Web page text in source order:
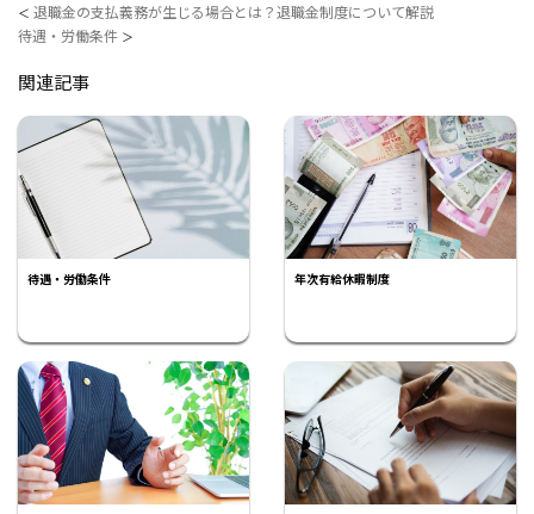
＜ 退職金の支払義務が生じる場合とは？退職金制度について解説
待遇・労働条件 ＞
関連記事
待遇・労働条件 年次有給休暇制度